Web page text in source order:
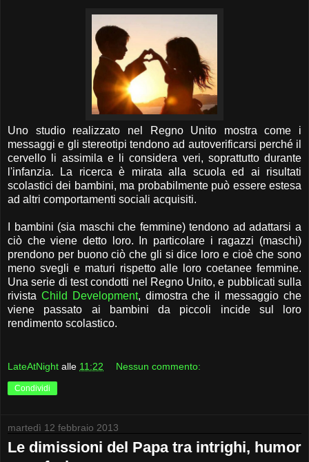
Uno studio realizzato nel Regno Unito mostra come i
messaggi e gli stereotipi tendono ad autoverificarsi perché il
cervello li assimila e li considera veri, soprattutto durante
l'infanzia. La ricerca è mirata alla scuola ed ai risultati
scolastici dei bambini, ma probabilmente può essere estesa
ad altri comportamenti sociali acquisiti.
I bambini (sia maschi che femmine) tendono ad adattarsi a
ciò che viene detto loro. In particolare i ragazzi (maschi)
prendono per buono ciò che gli si dice loro e cioè che sono
meno svegli e maturi rispetto alle loro coetanee femmine.
Una serie di test condotti nel Regno Unito, e pubblicati sulla
rivista Child Development, dimostra che il messaggio che
viene passato ai bambini da piccoli incide sul loro
rendimento scolastico.
LateAtNight alle 11:22 Nessun commento:
Condividi
martedì 12 febbraio 2013
Le dimissioni del Papa tra intrighi, humor